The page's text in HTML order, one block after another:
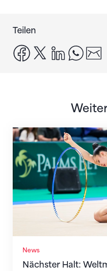
Teilen
facebook
x linkedin
News
Nächster Halt:
Nächster Halt: